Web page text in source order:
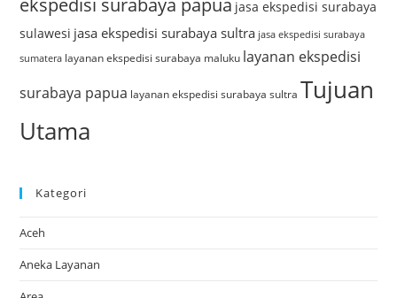
jasa ekspedisi surabaya
sulawesi jasa ekspedisi surabaya sultra jasa ekspedisi surabaya
sumatera layanan ekspedisi surabaya maluku layanan ekspedisi
surabaya papua layanan ekspedisi surabaya sultra Tujuan
Utama
Kategori
Aceh
Aneka Layanan